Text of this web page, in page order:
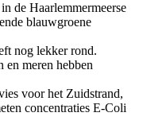
de Haarlemmermeerse
blauwgroene
nog lekker rond.
en meren hebben
voor het Zuidstrand,
concentraties E-Coli